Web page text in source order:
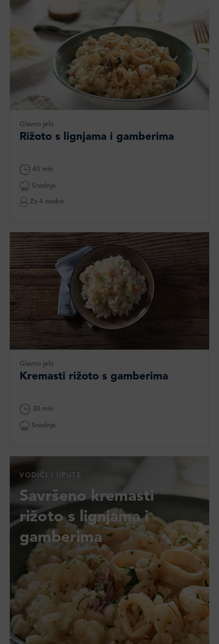
Glavno jelo
Rižoto s lignjama i gamberima
40 min
Srednje
Za 4 osobe
Glavno jelo
Kremasti rižoto s gamberima
30 min
Srednje
VODIČI I UPUTE
Savršeno kremasti
rižoto s lignjama i
gamberima